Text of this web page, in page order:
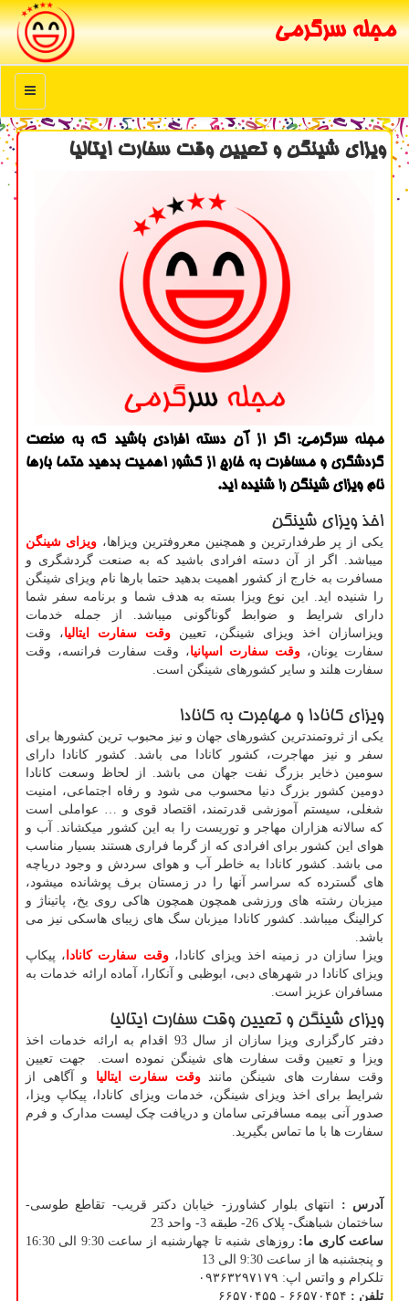
مجله سرگرمی
منو
ویزای شینگن و تعیین وقت سفارت ایتالیا
مجله سرگرمی: اگر از آن دسته افرادی باشید كه به صنعت
گردشگری و مسافرت به خارج از كشور اهمیت بدهید حتما بارها
نام ویزای شینگن را شنیده اید.
اخذ ویزای شینگن
یکی از پر طرفدارترین و همچنین معروفترین ویزاها، ویزای شینگن
میباشد. اگر از آن دسته افرادی باشید که به صنعت گردشگری و
مسافرت به خارج از کشور اهمیت بدهید حتما بارها نام ویزای شینگن
را شنیده اید. این نوع ویزا بسته به هدف شما و برنامه سفر شما
دارای شرایط و ضوابط گوناگونی میباشد. از جمله خدمات
ویزاسازان اخذ ویزای شینگن، تعیین وقت سفارت ایتالیا، وقت
سفارت یونان، وقت سفارت اسپانیا، وقت سفارت فرانسه، وقت
سفارت هلند و سایر کشورهای شینگن است.
ویزای کانادا و مهاجرت به کانادا
یکی از ثروتمندترین کشورهای جهان و نیز محبوب ترین کشورها برای
سفر و نیز مهاجرت، کشور کانادا می باشد. کشور کانادا دارای
سومین ذخایر بزرگ نفت جهان می باشد. از لحاظ وسعت کانادا
دومین کشور بزرگ دنیا محسوب می شود و رفاه اجتماعی، امنیت
شغلی، سیستم آموزشی قدرتمند، اقتصاد قوی و … عواملی است
که سالانه هزاران مهاجر و توریست را به این کشور میکشاند. آب و
هوای این کشور برای افرادی که از گرما فراری هستند بسیار مناسب
می باشد. کشور کانادا به خاطر آب و هوای سردش و وجود دریاچه
های گسترده که سراسر آنها را در زمستان برف پوشانده میشود،
میزبان رشته های ورزشی همچون همچون هاکی روی یخ، پاتیناژ و
کرالینگ میباشد. کشور کانادا میزبان سگ های زیبای هاسکی نیز می
باشد.
ویزا سازان در زمینه اخذ ویزای کانادا،وقت سفارت کانادا ، پیکاپ
ویزای کانادا در شهرهای دبی، ابوظبی و آنکارا، آماده ارائه خدمات به
مسافران عزیز است.
ویزای شینگن و تعیین وقت سفارت ایتالیا
دفتر کارگزاری ویزا سازان از سال 93 اقدام به ارائه خدمات اخذ
ویزا و تعیین وقت سفارت های شینگن نموده است. جهت تعیین
وقت سفارت های شینگن مانند وقت سفارت ایتالیا و آگاهی از
شرایط برای اخذ ویزای شینگن، خدمات ویزای کانادا، پیکاپ ویزا،
صدور آنی بیمه مسافرتی سامان و دریافت چک لیست مدارک و فرم
سفارت ها با ما تماس بگیرید.
آدرس :
انتهای بلوار کشاورز- خیابان دکتر قریب- تقاطع طوسی-
ساختمان شباهنگ- پلاک 26- طبقه 3- واحد 23
ساعت کاری ما:
روزهای شنبه تا چهارشنبه از ساعت 9:30 الی 16:30
و پنجشنبه ها از ساعت 9:30 الی 13
تلکرام و واتس اپ: ۰۹۳۶۳۲۹۷۱۷۹
تلفن :